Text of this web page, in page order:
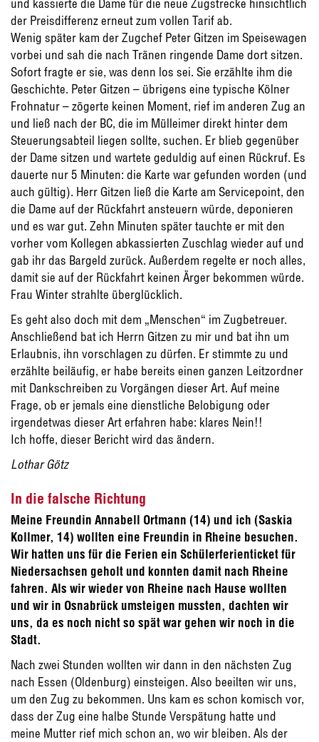
und kassierte die Dame für die neue Zugstrecke hinsichtlich
der Preisdifferenz erneut zum vollen Tarif ab.
Wenig später kam der Zugchef Peter Gitzen im Speisewagen
vorbei und sah die nach Tränen ringende Dame dort sitzen.
Sofort fragte er sie, was denn los sei. Sie erzählte ihm die
Geschichte. Peter Gitzen – übrigens eine typische Kölner
Frohnatur – zögerte keinen Moment, rief im anderen Zug an
und ließ nach der BC, die im Mülleimer direkt hinter dem
Steuerungsabteil liegen sollte, suchen. Er blieb gegenüber
der Dame sitzen und wartete geduldig auf einen Rückruf. Es
dauerte nur 5 Minuten: die Karte war gefunden worden (und
auch gültig). Herr Gitzen ließ die Karte am Servicepoint, den
die Dame auf der Rückfahrt ansteuern würde, deponieren
und es war gut. Zehn Minuten später tauchte er mit den
vorher vom Kollegen abkassierten Zuschlag wieder auf und
gab ihr das Bargeld zurück. Außerdem regelte er noch alles,
damit sie auf der Rückfahrt keinen Ärger bekommen würde.
Frau Winter strahlte überglücklich.
Es geht also doch mit dem „Menschen“ im Zugbetreuer.
Anschließend bat ich Herrn Gitzen zu mir und bat ihn um
Erlaubnis, ihn vorschlagen zu dürfen. Er stimmte zu und
erzählte beiläufig, er habe bereits einen ganzen Leitzordner
mit Dankschreiben zu Vorgängen dieser Art. Auf meine
Frage, ob er jemals eine dienstliche Belobigung oder
irgendetwas dieser Art erfahren habe: klares Nein!!
Ich hoffe, dieser Bericht wird das ändern.
Lothar Götz
In die falsche Richtung
Meine Freundin Annabell Ortmann (14) und ich (Saskia
Kollmer, 14) wollten eine Freundin in Rheine besuchen.
Wir hatten uns für die Ferien ein Schülerferienticket für
Niedersachsen geholt und konnten damit nach Rheine
fahren. Als wir wieder von Rheine nach Hause wollten
und wir in Osnabrück umsteigen mussten, dachten wir
uns, da es noch nicht so spät war gehen wir noch in die
Stadt.
Nach zwei Stunden wollten wir dann in den nächsten Zug
nach Essen (Oldenburg) einsteigen. Also beeilten wir uns,
um den Zug zu bekommen. Uns kam es schon komisch vor,
dass der Zug eine halbe Stunde Verspätung hatte und
meine Mutter rief mich schon an, wo wir bleiben. Als der